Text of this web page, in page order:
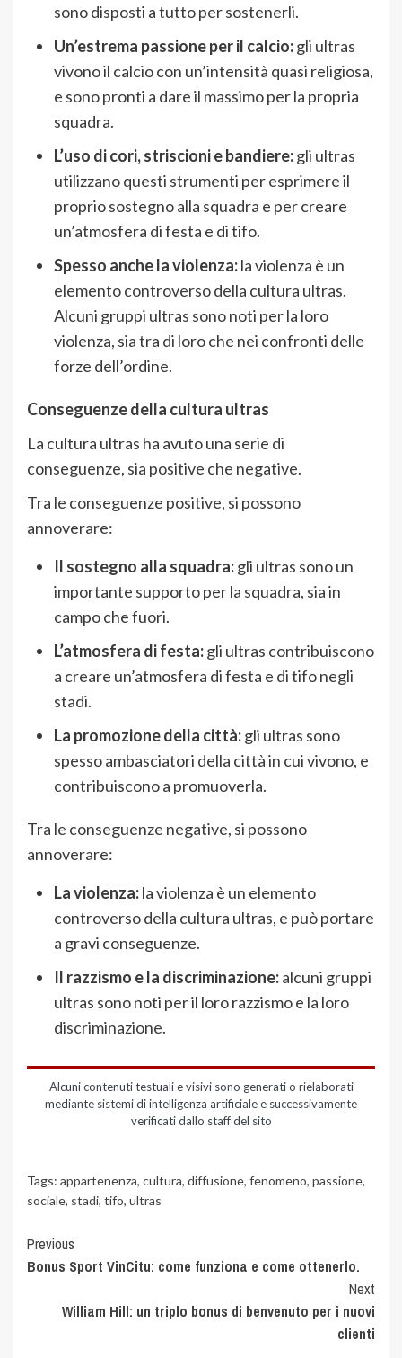
sono disposti a tutto per sostenerli.
Un’estrema passione per il calcio:gli ultras
vivono il calcio con un’intensità quasi religiosa,
e sono pronti a dare il massimo per la propria
squadra.
L’uso di cori, striscioni e bandiere:gli ultras
utilizzano questi strumenti per esprimere il
proprio sostegno alla squadra e per creare
un’atmosfera di festa e di tifo.
Spesso anche la violenza:la violenza è un
elemento controverso della cultura ultras.
Alcuni gruppi ultras sono noti per la loro
violenza, sia tra di loro che nei confronti delle
forze dell’ordine.
Conseguenze della cultura ultras
La cultura ultras ha avuto una serie di
conseguenze, sia positive che negative.
Tra le conseguenze positive, si possono
annoverare:
Il sostegno alla squadra:gli ultras sono un
importante supporto per la squadra, sia in
campo che fuori.
L’atmosfera di festa:gli ultras contribuiscono
a creare un’atmosfera di festa e di tifo negli
stadi.
La promozione della città:gli ultras sono
spesso ambasciatori della città in cui vivono, e
contribuiscono a promuoverla.
Tra le conseguenze negative, si possono
annoverare:
La violenza:la violenza è un elemento
controverso della cultura ultras, e può portare
a gravi conseguenze.
Il razzismo e la discriminazione:alcuni gruppi
ultras sono noti per il loro razzismo e la loro
discriminazione.
Alcuni contenuti testuali e visivi sono generati o rielaborati
mediante sistemi di intelligenza artificiale e successivamente
verificati dallo staff del sito
Tags: appartenenza, cultura, diffusione, fenomeno, passione,
sociale, stadi, tifo, ultras
Previous
Bonus Sport VinCitu: come funziona e come ottenerlo.
Next
William Hill: un triplo bonus di benvenuto per i nuovi
clienti